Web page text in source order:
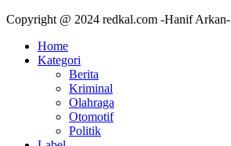
Copyright @ 2024 redkal.com -Hanif Arkan-
Home
Kategori
Berita
Kriminal
Olahraga
Otomotif
Politik